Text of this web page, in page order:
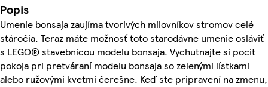
Popis
Umenie bonsaja zaujíma tvorivých milovníkov stromov celé
stáročia. Teraz máte možnosť toto starodávne umenie osláviť
s LEGO® stavebnicou modelu bonsaja. Vychutnajte si pocit
pokoja pri pretváraní modelu bonsaja so zelenými lístkami
alebo ružovými kvetmi čerešne. Keď ste pripravení na zmenu,